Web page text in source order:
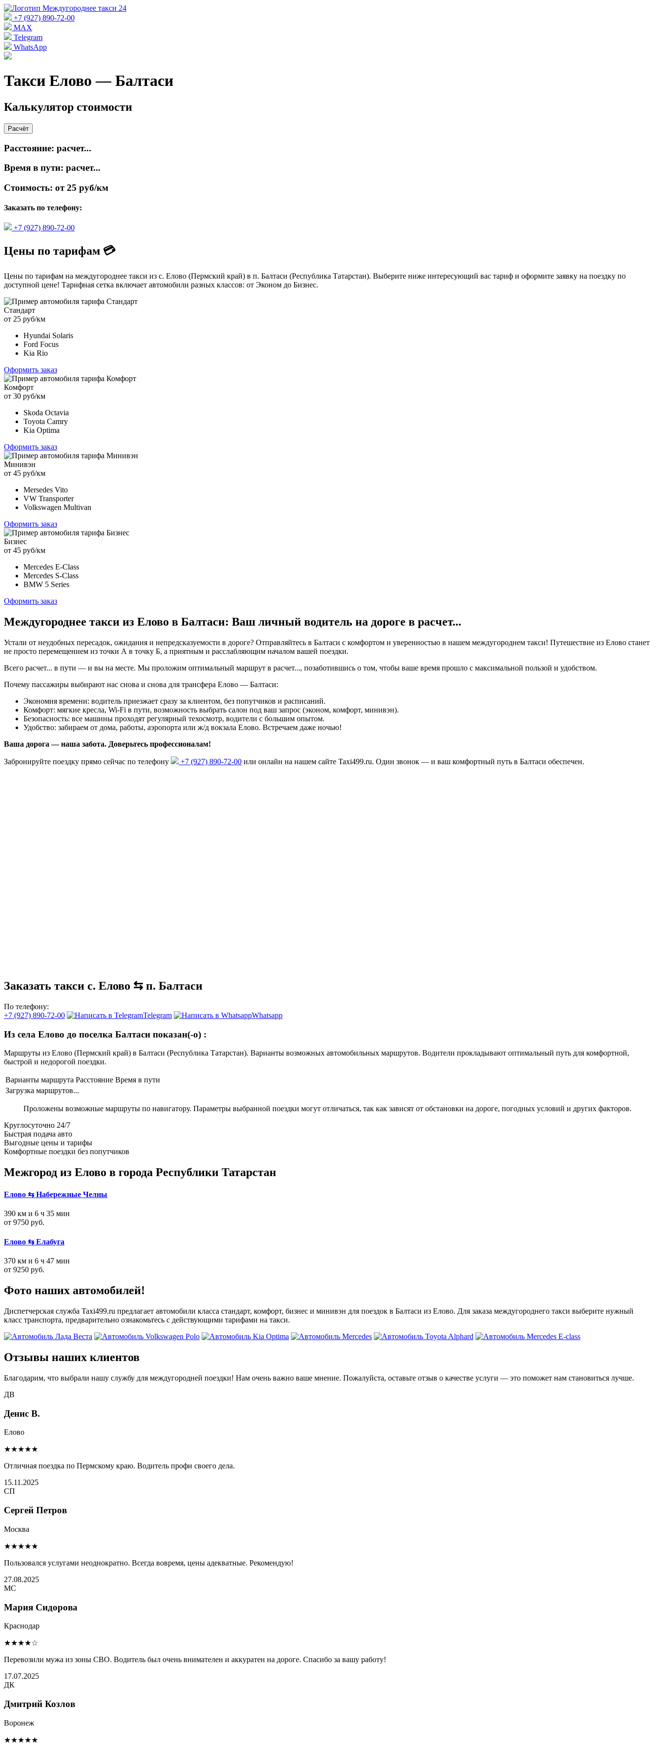
+7 (927) 890-72-00
MAX
Telegram
WhatsApp
Такси Елово — Балтаси
Калькулятор стоимости
Расчёт
Расстояние: расчет...
Время в пути: расчет...
Стоимость: от 25 руб/км
Заказать по телефону:
+7 (927) 890-72-00
Цены по тарифам 💳
Цены по тарифам на междугороднее такси из с. Елово (Пермский край) в п. Балтаси (Республика Татарстан). Выберите ниже интересующий вас тариф и оформите заявку на поездку по
доступной цене! Тарифная сетка включает автомобили разных классов: от Эконом до Бизнес.
Стандарт
от 25 руб/км
Hyundai Solaris
Ford Focus
Kia Rio
Оформить заказ
Комфорт
от 30 руб/км
Skoda Octavia
Toyota Camry
Kia Optima
Оформить заказ
Минивэн
от 45 руб/км
Mersedes Vito
VW Transporter
Volkswagen Multivan
Оформить заказ
Бизнес
от 45 руб/км
Mercedes E-Class
Mercedes S-Class
BMW 5 Series
Оформить заказ
Междугороднее такси из Елово в Балтаси: Ваш личный водитель на дороге в расчет...
Устали от неудобных пересадок, ожидания и непредсказуемости в дороге? Отправляйтесь в Балтаси с комфортом и уверенностью в нашем междугороднем такси! Путешествие из Елово станет
не просто перемещением из точки А в точку Б, а приятным и расслабляющим началом вашей поездки.
Всего расчет... в пути — и вы на месте. Мы проложим оптимальный маршрут в расчет..., позаботившись о том, чтобы ваше время прошло с максимальной пользой и удобством.
Почему пассажиры выбирают нас снова и снова для трансфера Елово — Балтаси:
Экономия времени: водитель приезжает сразу за клиентом, без попутчиков и расписаний.
Комфорт: мягкие кресла, Wi-Fi в пути, возможность выбрать салон под ваш запрос (эконом, комфорт, минивэн).
Безопасность: все машины проходят регулярный техосмотр, водители с большим опытом.
Удобство: забираем от дома, работы, аэропорта или ж/д вокзала Елово. Встречаем даже ночью!
Ваша дорога — наша забота. Доверьтесь профессионалам!
Забронируйте поездку прямо сейчас по телефону +7 (927) 890-72-00 или онлайн на нашем сайте Taxi499.ru. Один звонок — и ваш комфортный путь в Балтаси обеспечен.
Заказать такси с. Елово ⇆ п. Балтаси
По телефону:
+7 (927) 890-72-00
Telegram Whatsapp
Из села Елово до поселка Балтаси показан(-о) :
Маршруты из Елово (Пермский край) в Балтаси (Республика Татарстан). Варианты возможных автомобильных маршрутов. Водители прокладывают оптимальный путь для комфортной,
быстрой и недорогой поездки.
Варианты маршрута Расстояние Время в пути
Загрузка маршрутов...
Проложены возможные маршруты по навигатору. Параметры выбранной поездки могут отличаться, так как зависят от обстановки на дороге, погодных условий и других факторов.
Круглосуточно 24/7
Быстрая подача авто
Выгодные цены и тарифы
Комфортные поездки без попутчиков
Межгород из Елово в города Республики Татарстан
Елово ⇆ Набережные Челны
390 км и 6 ч 35 мин
от 9750 руб.
Елово ⇆ Елабуга
370 км и 6 ч 47 мин
от 9250 руб.
Фото наших автомобилей!
Диспетчерская служба Taxi499.ru предлагает автомобили класса стандарт, комфорт, бизнес и минивэн для поездок в Балтаси из Елово. Для заказа междугороднего такси выберите нужный
класс транспорта, предварительно ознакомьтесь с действующими тарифами на такси.
Отзывы наших клиентов
Благодарим, что выбрали нашу службу для междугородней поездки! Нам очень важно ваше мнение. Пожалуйста, оставьте отзыв о качестве услуги — это поможет нам становиться лучше.
ДВ
Денис В.
Елово
★★★★★
Отличная поездка по Пермскому краю. Водитель профи своего дела.
15.11.2025
СП
Сергей Петров
Москва
★★★★★
Пользовался услугами неоднократно. Всегда вовремя, цены адекватные. Рекомендую!
27.08.2025
МС
Мария Сидорова
Краснодар
★★★★☆
Перевозили мужа из зоны СВО. Водитель был очень внимателен и аккуратен на дороге. Спасибо за вашу работу!
17.07.2025
ДК
Дмитрий Козлов
Воронеж
★★★★★